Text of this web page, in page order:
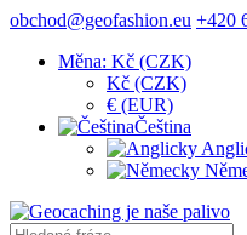
obchod@geofashion.eu +420
Měna: Kč (CZK)
Kč (CZK)
€ (EUR)
Čeština